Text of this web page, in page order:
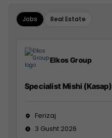
Jobs Real Estate
Elkos Group
Specialist Mishi (Kasap)
Ferizaj
3 Gusht 2026